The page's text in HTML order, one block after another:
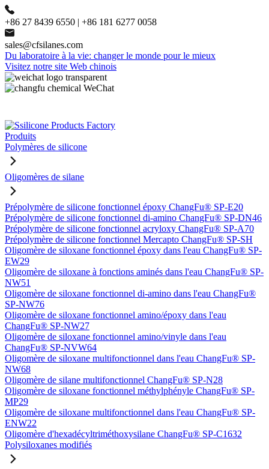
+86 27 8439 6550 | +86 181 6277 0058
sales@cfsilanes.com
Du laboratoire à la vie: changer le monde pour le mieux
Visitez notre site Web chinois
Produits
Polymères de silicone
Oligomères de silane
Prépolymère de silicone fonctionnel époxy ChangFu® SP-E20
Prépolymère de silicone fonctionnel di-amino ChangFu® SP-DN46
Prépolymère de silicone fonctionnel acryloxy ChangFu® SP-A70
Prépolymère de silicone fonctionnel Mercapto ChangFu® SP-SH
Oligomère de siloxane fonctionnel époxy dans l'eau ChangFu® SP-
EW29
Oligomère de siloxane à fonctions aminés dans l'eau ChangFu® SP-
NW51
Oligomère de siloxane fonctionnel di-amino dans l'eau ChangFu®
SP-NW76
Oligomère de siloxane fonctionnel amino/époxy dans l'eau
ChangFu® SP-NW27
Oligomère de siloxane fonctionnel amino/vinyle dans l'eau
ChangFu® SP-NVW64
Oligomère de siloxane multifonctionnel dans l'eau ChangFu® SP-
NW68
Oligomère de silane multifonctionnel ChangFu® SP-N28
Oligomère de siloxane fonctionnel méthylphényle ChangFu® SP-
MP29
Oligomère de siloxane multifonctionnel dans l'eau ChangFu® SP-
ENW22
Oligomère d'hexadécyltriméthoxysilane ChangFu® SP-C1632
Polysiloxanes modifiés